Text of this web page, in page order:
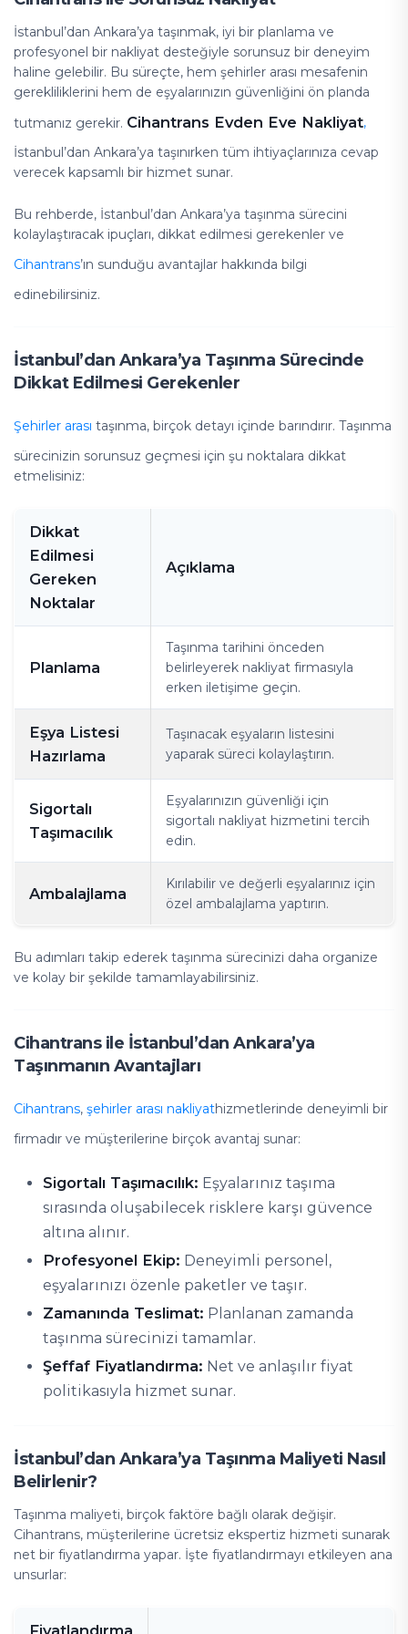
İstanbul’dan Ankara’ya taşınmak, iyi bir planlama ve
profesyonel bir nakliyat desteğiyle sorunsuz bir deneyim
haline gelebilir. Bu süreçte, hem şehirler arası mesafenin
gerekliliklerini hem de eşyalarınızın güvenliğini ön planda
tutmanız gerekir. Cihantrans Evden Eve Nakliyat,
İstanbul’dan Ankara’ya taşınırken tüm ihtiyaçlarınıza cevap
verecek kapsamlı bir hizmet sunar.
Bu rehberde, İstanbul’dan Ankara’ya taşınma sürecini
kolaylaştıracak ipuçları, dikkat edilmesi gerekenler ve
Cihantrans’ın sunduğu avantajlar hakkında bilgi
edinebilirsiniz.
İstanbul’dan Ankara’ya Taşınma Sürecinde
Dikkat Edilmesi Gerekenler
Şehirler arası taşınma, birçok detayı içinde barındırır. Taşınma
sürecinizin sorunsuz geçmesi için şu noktalara dikkat
etmelisiniz:
Dikkat
Edilmesi
Gereken
Noktalar
Açıklama
Planlama
Taşınma tarihini önceden
belirleyerek nakliyat firmasıyla
erken iletişime geçin.
Eşya Listesi
Hazırlama
Taşınacak eşyaların listesini
yaparak süreci kolaylaştırın.
Sigortalı
Taşımacılık
Eşyalarınızın güvenliği için
sigortalı nakliyat hizmetini tercih
edin.
Ambalajlama
Kırılabilir ve değerli eşyalarınız için
özel ambalajlama yaptırın.
Bu adımları takip ederek taşınma sürecinizi daha organize
ve kolay bir şekilde tamamlayabilirsiniz.
Cihantrans ile İstanbul’dan Ankara’ya
Taşınmanın Avantajları
Cihantrans, şehirler arası nakliyathizmetlerinde deneyimli bir
firmadır ve müşterilerine birçok avantaj sunar:
Sigortalı Taşımacılık: Eşyalarınız taşıma
sırasında oluşabilecek risklere karşı güvence
altına alınır.
Profesyonel Ekip: Deneyimli personel,
eşyalarınızı özenle paketler ve taşır.
Zamanında Teslimat: Planlanan zamanda
taşınma sürecinizi tamamlar.
Şeffaf Fiyatlandırma: Net ve anlaşılır fiyat
politikasıyla hizmet sunar.
İstanbul’dan Ankara’ya Taşınma Maliyeti Nasıl
Belirlenir?
Taşınma maliyeti, birçok faktöre bağlı olarak değişir.
Cihantrans, müşterilerine ücretsiz ekspertiz hizmeti sunarak
net bir fiyatlandırma yapar. İşte fiyatlandırmayı etkileyen ana
unsurlar:
Fiyatlandırma